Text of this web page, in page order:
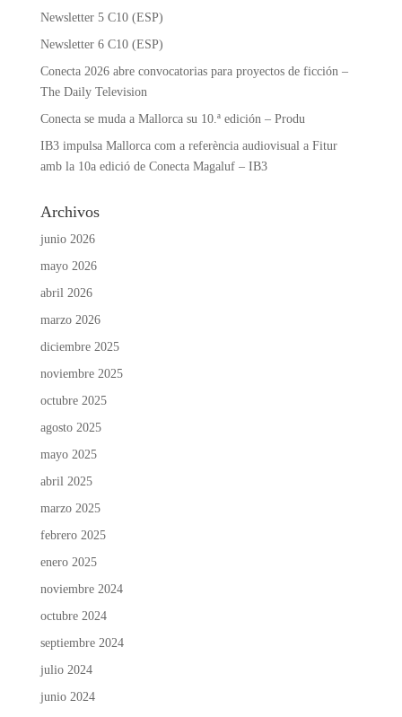
Newsletter 5 C10 (ESP)
Newsletter 6 C10 (ESP)
Conecta 2026 abre convocatorias para proyectos de ficción –
The Daily Television
Conecta se muda a Mallorca su 10.ª edición – Produ
IB3 impulsa Mallorca com a referència audiovisual a Fitur
amb la 10a edició de Conecta Magaluf – IB3
Archivos
junio 2026
mayo 2026
abril 2026
marzo 2026
diciembre 2025
noviembre 2025
octubre 2025
agosto 2025
mayo 2025
abril 2025
marzo 2025
febrero 2025
enero 2025
noviembre 2024
octubre 2024
septiembre 2024
julio 2024
junio 2024